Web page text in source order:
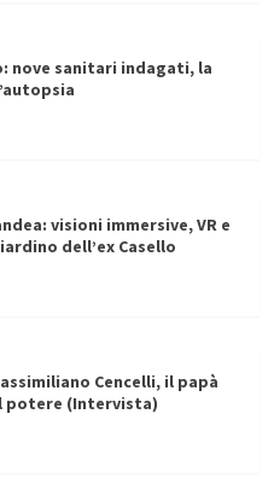
nove sanitari indagati, la
visioni immersive, VR e
dell’ex Casello
Cencelli, il papà
potere (Intervista)